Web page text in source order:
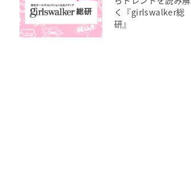
く『girlswalker総
研』